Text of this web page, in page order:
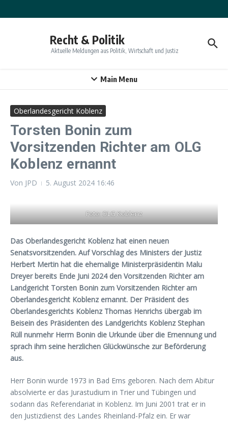
Recht & Politik
Aktuelle Meldungen aus Politik, Wirtschaft und Justiz
Main Menu
Oberlandesgericht Koblenz
Torsten Bonin zum
Vorsitzenden Richter am OLG
Koblenz ernannt
Von JPD 5. August 2024 16:46
Foto: OLG Koblenz
Das Oberlandesgericht Koblenz hat einen neuen
Senatsvorsitzenden. Auf Vorschlag des Ministers der Justiz
Herbert Mertin hat die ehemalige Ministerpräsidentin Malu
Dreyer bereits Ende Juni 2024 den Vorsitzenden Richter am
Landgericht Torsten Bonin zum Vorsitzenden Richter am
Oberlandesgericht Koblenz ernannt. Der Präsident des
Oberlandesgerichts Koblenz Thomas Henrichs übergab im
Beisein des Präsidenten des Landgerichts Koblenz Stephan
Rüll nunmehr Herrn Bonin die Urkunde über die Ernennung und
sprach ihm seine herzlichen Glückwünsche zur Beförderung
aus.
Herr Bonin wurde 1973 in Bad Ems geboren. Nach dem Abitur
absolvierte er das Jurastudium in Trier und Tübingen und
sodann das Referendariat in Koblenz. Im Juni 2001 trat er in
den Justizdienst des Landes Rheinland-Pfalz ein. Er war